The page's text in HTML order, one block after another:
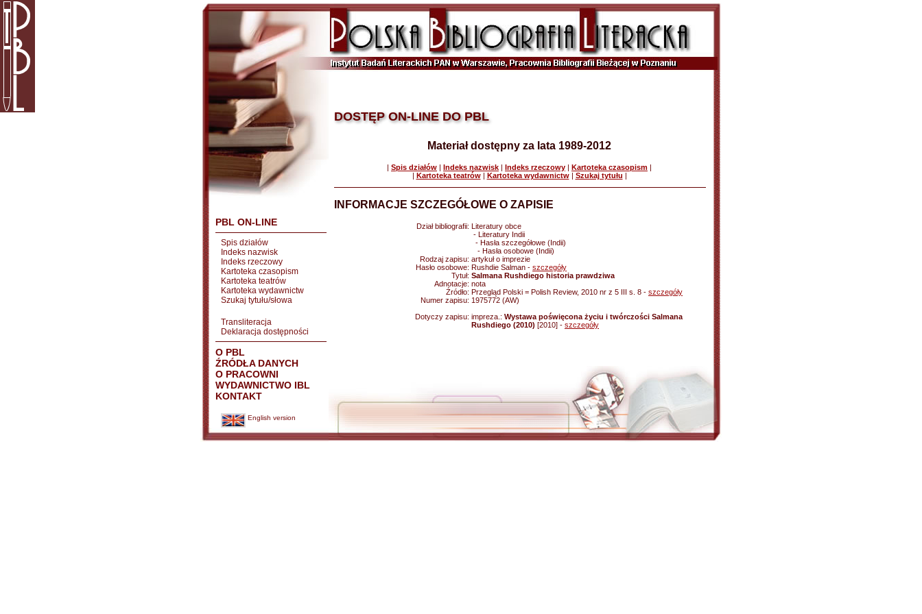
PBL ON-LINE
Spis działów
Indeks nazwisk
Indeks rzeczowy
Kartoteka czasopism
Kartoteka teatrów
Kartoteka wydawnictw
Szukaj tytułu/słowa
Transliteracja
Deklaracja dostępności
O PBL
ŹRÓDŁA DANYCH
O PRACOWNI
WYDAWNICTWO IBL
KONTAKT
English version
DOSTĘP ON-LINE DO PBL
Materiał dostępny za lata 1989-2012
| Spis działów | Indeks nazwisk | Indeks rzeczowy | Kartoteka czasopism |
| Kartoteka teatrów| Kartoteka wydawnictw| Szukaj tytułu |
INFORMACJE SZCZEGÓŁOWE O ZAPISIE
Dział bibliografii: Literatury obce
- Literatury Indii
- Hasła szczegółowe (Indii)
- Hasła osobowe (Indii)
Rodzaj zapisu: artykuł o imprezie
Hasło osobowe: Rushdie Salman - szczegóły
Tytuł: Salmana Rushdiego historia prawdziwa
Adnotacje: nota
Źródło: Przegląd Polski = Polish Review, 2010 nr z 5 III s. 8 - szczegóły
Numer zapisu: 1975772 (AW)
Dotyczy zapisu: impreza.: Wystawa poświęcona życiu i twórczości Salmana
Rushdiego (2010) [2010] - szczegóły